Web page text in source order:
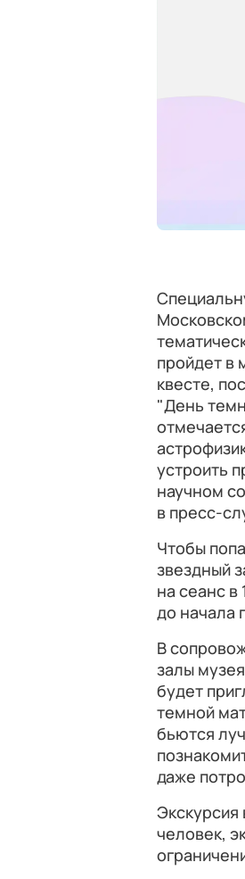
пройдет в
квесте,
"День
устроить
научном
в пресс-
Чтобы
звездный
на сеанс в
до начала
В
залы
будет
темной
бьются
даже
Экскурсия
человек,